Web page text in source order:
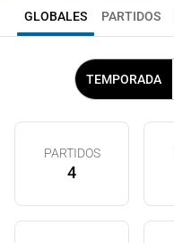
GLOBALES PARTIDOS
TEMPORADA
PARTIDOS
4